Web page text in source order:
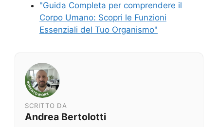
"Guida Completa per comprendere il
Corpo Umano: Scopri le Funzioni
Essenziali del Tuo Organismo"
SCRITTO DA
Andrea Bertolotti